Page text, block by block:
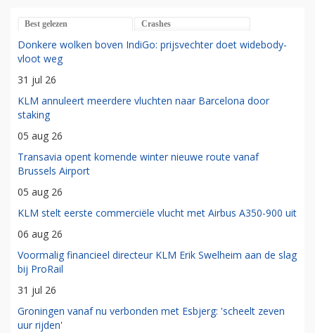
Best gelezen Crashes
Donkere wolken boven IndiGo: prijsvechter doet widebody-
vloot weg
31 jul 26
KLM annuleert meerdere vluchten naar Barcelona door
staking
05 aug 26
Transavia opent komende winter nieuwe route vanaf
Brussels Airport
05 aug 26
KLM stelt eerste commerciële vlucht met Airbus A350-900 uit
06 aug 26
Voormalig financieel directeur KLM Erik Swelheim aan de slag
bij ProRail
31 jul 26
Groningen vanaf nu verbonden met Esbjerg: 'scheelt zeven
uur rijden'